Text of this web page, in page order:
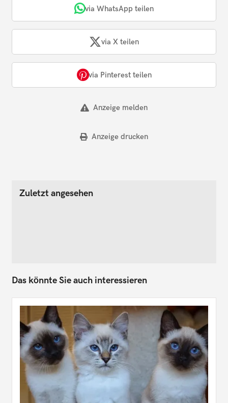
via WhatsApp teilen
via X teilen
via Pinterest teilen
Anzeige melden
Anzeige drucken
Zuletzt angesehen
Das könnte Sie auch interessieren